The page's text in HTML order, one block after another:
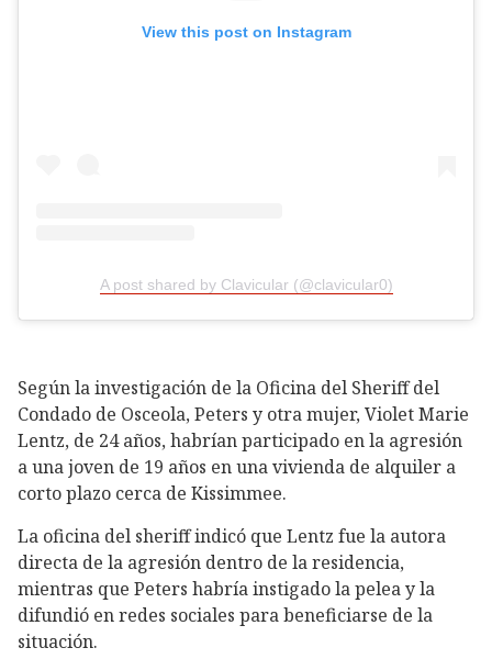
View this post on Instagram
A post shared by Clavicular (@clavicular0)
Según la investigación de la Oficina del Sheriff del
Condado de Osceola, Peters y otra mujer, Violet Marie
Lentz, de 24 años, habrían participado en la agresión
a una joven de 19 años en una vivienda de alquiler a
corto plazo cerca de Kissimmee.
La oficina del sheriff indicó que Lentz fue la autora
directa de la agresión dentro de la residencia,
mientras que Peters habría instigado la pelea y la
difundió en redes sociales para beneficiarse de la
situación.